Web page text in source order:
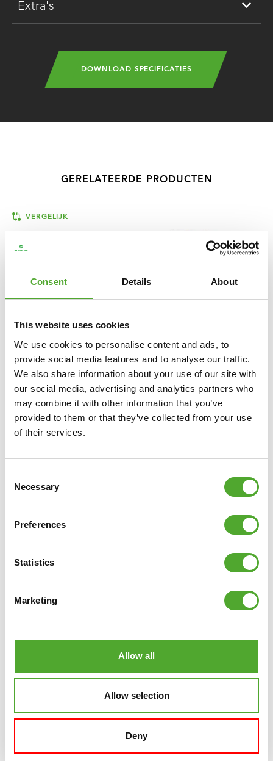
Consent Details About
This website uses cookies
We use cookies to personalise content and ads, to
provide social media features and to analyse our traffic.
We also share information about your use of our site with
our social media, advertising and analytics partners who
may combine it with other information that you’ve
provided to them or that they’ve collected from your use
of their services.
Selection
Necessary
Preferences
Statistics
Marketing
Allow all
Allow selection
Deny
Extra's
DOWNLOAD SPECIFICATIES
GERELATEERDE PRODUCTEN
VERGELIJK
TUNTURI